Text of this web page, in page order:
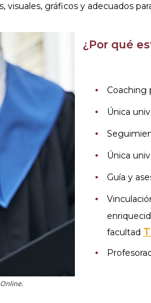
visuales, gráficos y adecuados
¿Por qué
Coaching
Única
Única
Guía y
facultad